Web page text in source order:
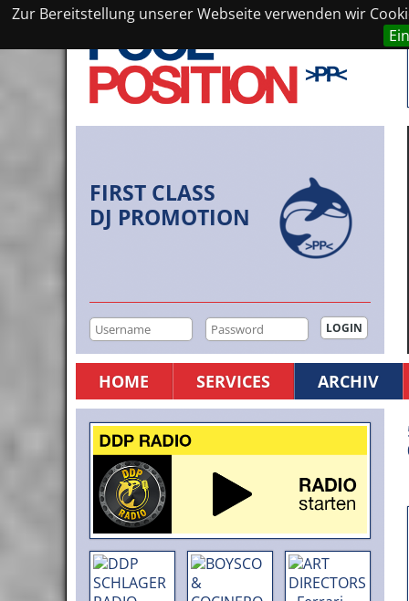
Zur Bereitstellung unserer Webseite verwenden wir
FIRST CLASS
DJ PROMOTION
HOME SERVICES ARCHIV